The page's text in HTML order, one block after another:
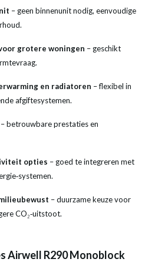
– geen binnenunit nodig, eenvoudige
grotere woningen – geschikt
en radiatoren – flexibel in
afgiftesystemen.
– betrouwbare prestaties en
opties – goed te integreren met
– duurzame keuze voor
CO₂‑uitstoot.
Airwell R290 Monoblock